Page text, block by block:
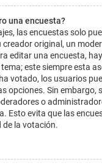
una encuesta?
las encuestas solo
original, un
editar una encuesta,
este siempre esta
votado, los usuarios
opciones. Sin embargo,
o
Esto evita que las
la votación.